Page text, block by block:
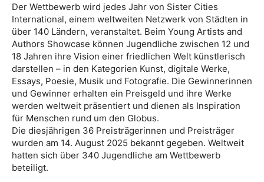
Der Wettbewerb wird jedes Jahr von Sister Cities
International, einem weltweiten Netzwerk von Städten in
über 140 Ländern, veranstaltet. Beim Young Artists and
Authors Showcase können Jugendliche zwischen 12 und
18 Jahren ihre Vision einer friedlichen Welt künstlerisch
darstellen – in den Kategorien Kunst, digitale Werke,
Essays, Poesie, Musik und Fotografie. Die Gewinnerinnen
und Gewinner erhalten ein Preisgeld und ihre Werke
werden weltweit präsentiert und dienen als Inspiration
für Menschen rund um den Globus.
Die diesjährigen 36 Preisträgerinnen und Preisträger
wurden am 14. August 2025 bekannt gegeben. Weltweit
hatten sich über 340 Jugendliche am Wettbewerb
beteiligt.